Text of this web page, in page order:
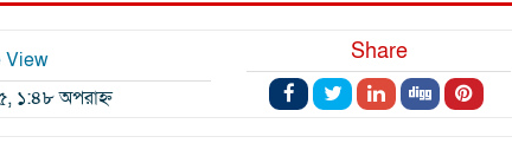
View
১:৪৮ অপরাহ্ন
Share